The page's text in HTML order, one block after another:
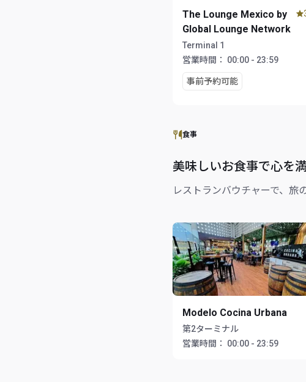
The Lounge Mexico by
Global Lounge Network
Terminal 1
営業時間：
00:00 - 23:59
事前予約可能
食事
美味しいお食事で心を
レストランバウチャーで、旅
Modelo Cocina Urbana
第2ターミナル
営業時間：
00:00 - 23:59